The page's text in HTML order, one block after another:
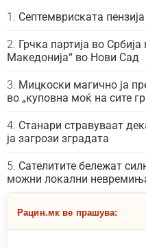
Септемвриската
Грчка партија во
Македонија“ во Нови Сад
Мицкоски магично ја
во „куповна моќ на сите
Станари стравуваат
ја загрози зградата
Сателитите бележат
можни локални
Рацин.мк ве прашува: